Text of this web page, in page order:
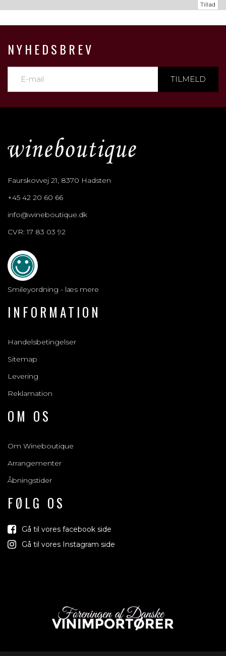
Tillad
NYHEDSBREV
TILMELD
Faurskovvej 21, 8370 Hadsten
+45 42 20 60 66
info@wineboutique.dk
CVR: 17 83 03 92
Smileyordning - læs mere
INFORMATION
Handelsbetingelser
Sitemap
Levering
Reklamation
OM OS
Om Wineboutique
Arrangementer
Åbningstider
FØLG OS
Gå til vores facebook side
Gå til vores Instagram side